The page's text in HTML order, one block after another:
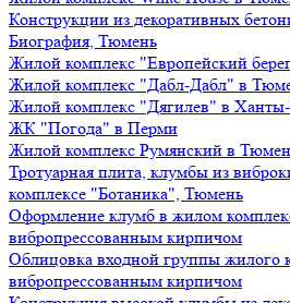
Конструкции из декоративных
Биография, Тюмень
Жилой комплекс "Европейский
Жилой комплекс "Дабл-Дабл" в
Жилой комплекс "Дягилев" в
ЖК "Погода" в Перми
Жилой комплекс Румянский в
Тротуарная плита, клумбы из
комплексе "Ботаника", Тюмень
Оформление клумб в жилом
вибропрессованным кирпичом
Облицовка входной группы жилого
вибропрессованным кирпичом